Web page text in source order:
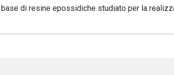
di resine epossidiche studiato per la